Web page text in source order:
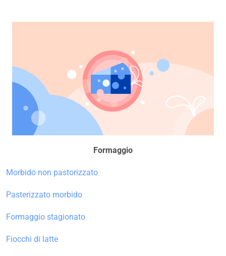
Formaggio
Morbido non pastorizzato
Pasterizzato morbido
Formaggio stagionato
Fiocchi di latte